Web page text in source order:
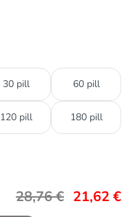
30 pill 60 pill
120 pill 180 pill
28,76€ 21,62 €